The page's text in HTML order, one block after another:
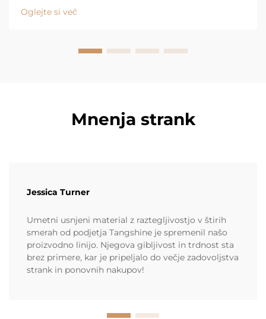
Danes je povsod – od modne pohištvene opreme za
stanovanja do visokokakovostnih kavčev za ...
Oglejte si več
Mnenja strank
Jessica Turner
Umetni usnjeni material z raztegljivostjo v štirih
smerah od podjetja Tangshine je spremenil našo
proizvodno linijo. Njegova gibljivost in trdnost sta
brez primere, kar je pripeljalo do večje zadovoljstva
strank in ponovnih nakupov!